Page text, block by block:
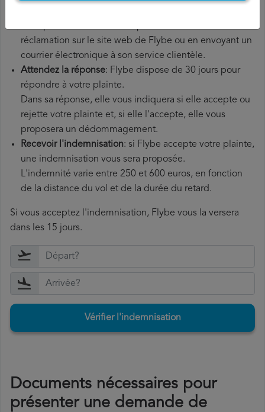
réclamation sur le site web de Flybe ou en envoyant un
courrier électronique à son service clientèle.
Attendez la réponse: Flybe dispose de 30 jours pour
répondre à votre plainte.
Dans sa réponse, elle vous indiquera si elle accepte ou
rejette votre plainte et, si elle l'accepte, elle vous
proposera un dédommagement.
Recevoir l'indemnisation: si Flybe accepte votre plainte,
une indemnisation vous sera proposée.
L'indemnité varie entre 250 et 600 euros, en fonction
de la distance du vol et de la durée du retard.
Si vous acceptez l'indemnisation, Flybe vous la versera
dans les 15 jours.
Vérifier l'indemnisation
Documents nécessaires pour
présenter une demande de